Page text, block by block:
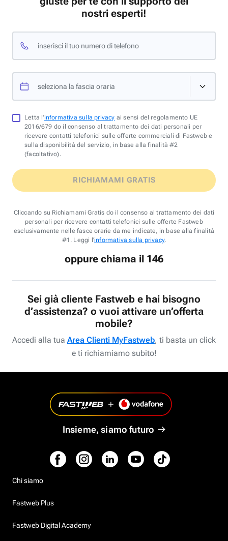
nostri esperti!
inserisci il tuo numero di telefono
seleziona la fascia oraria
Letta l'informativa sulla privacy ai sensi del regolamento UE
2016/679 do il consenso al trattamento dei dati personali per
ricevere contatti telefonici sulle offerte commerciali di Fastweb e
sulla disponibilità del servizio, in base alla finalità #2
(facoltativo).
RICHIAMAMI GRATIS
Cliccando su Richiamami Gratis do il consenso al trattamento dei dati
personali per ricevere contatti telefonici sulle offerte Fastweb
esclusivamente nelle fasce orarie da me indicate, in base alla finalità
#1. Leggi l'informativa sulla privacy.
oppure chiama il 146
Sei già cliente Fastweb e hai bisogno
d’assistenza? o vuoi attivare un’offerta
mobile?
Accedi alla tua Area Clienti MyFastweb, ti basta un click
e ti richiamiamo subito!
Insieme, siamo futuro
Chi siamo
Fastweb Plus
Fastweb Digital Academy